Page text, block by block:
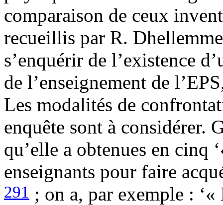
comparaison de ceux
recueillis par R.
s’enquérir de l’existence
de l’enseignement de
Les modalités de
enquête sont à considérer.
qu’elle a obtenues en cinq
enseignants pour faire
291 ; on a, par exemple : ‘«